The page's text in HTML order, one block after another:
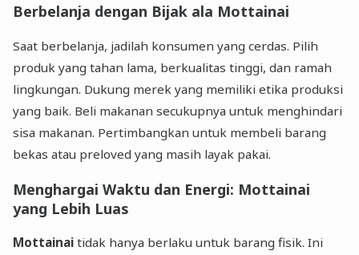
Berbelanja dengan Bijak ala Mottainai
Saat berbelanja, jadilah konsumen yang cerdas. Pilih
produk yang tahan lama, berkualitas tinggi, dan ramah
lingkungan. Dukung merek yang memiliki etika produksi
yang baik. Beli makanan secukupnya untuk menghindari
sisa makanan. Pertimbangkan untuk membeli barang
bekas atau preloved yang masih layak pakai.
Menghargai Waktu dan Energi: Mottainai
yang Lebih Luas
Mottainai tidak hanya berlaku untuk barang fisik. Ini